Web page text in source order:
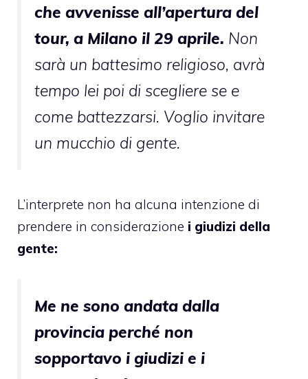
che avvenisse all’apertura del
tour, a Milano il 29 aprile. Non
sarà un battesimo religioso, avrà
tempo lei poi di scegliere se e
come battezzarsi. Voglio invitare
un mucchio di gente.
L’interprete non ha alcuna intenzione di
prendere in considerazione i giudizi della
gente:
Me ne sono andata dalla
provincia perché non
sopportavo i giudizi e i